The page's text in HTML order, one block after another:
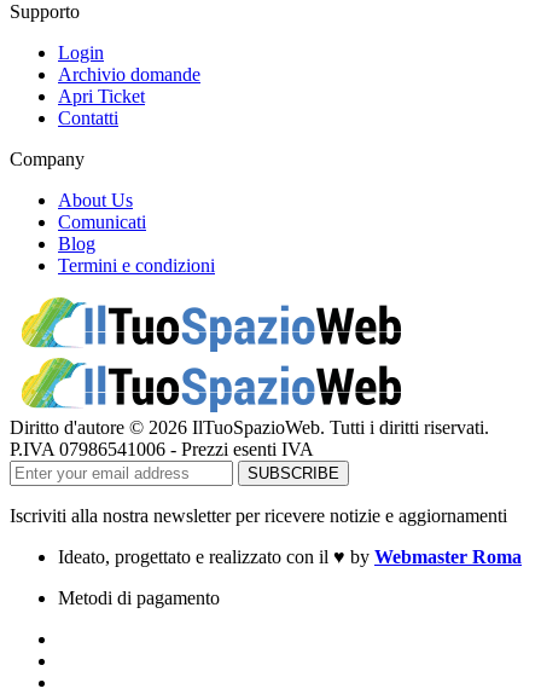
Supporto
Login
Archivio domande
Apri Ticket
Contatti
Company
About Us
Comunicati
Blog
Termini e condizioni
Diritto d'autore © 2026 IlTuoSpazioWeb. Tutti i diritti riservati.
P.IVA 07986541006 - Prezzi esenti IVA
Iscriviti alla nostra newsletter per ricevere notizie e aggiornamenti
Ideato, progettato e realizzato con il ♥ by Webmaster Roma
Metodi di pagamento